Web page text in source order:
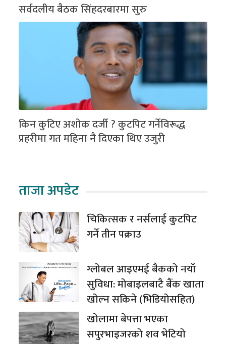
सर्वदलीय बैठक सिंहदरबारमा सुरु
किन कुटिए अशोक दर्जी ? कुटपिट गर्नेविरूद्ध
प्रहरीमा गत महिना नै दिएका थिए उजुरी
ताजा अपडेट
चिकित्सक र नर्सलाई कुटपिट
गर्ने तीन पक्राउ
ग्लोबल आइएमई बैकको नयाँ
सुविधा: मोबाइलबाटै बैंक खाता
खोल्न सकिने (भिडियोसहित)
खोलामा बेपत्ता भएका
सपुरभाइजरको शव भेटियो